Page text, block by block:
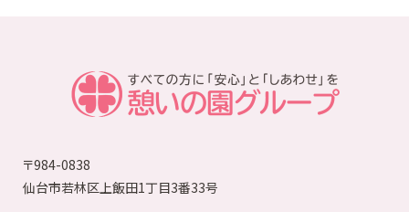
〒984-0838
仙台市若林区上飯田1丁目3番33号